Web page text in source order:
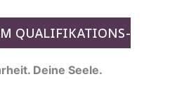
QUALIFIKATIONS-
Deine Seele.